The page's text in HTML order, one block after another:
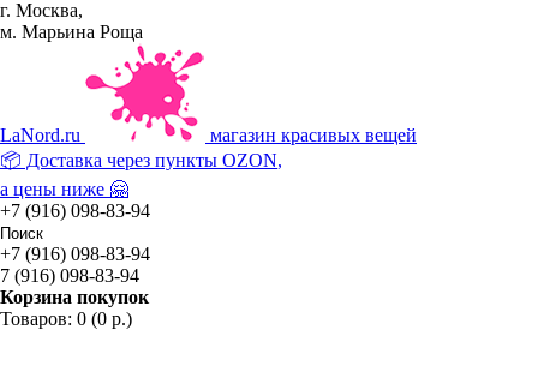
г. Москва,
м. Марьина Роща
LaNord.ru
магазин красивых вещей
📦 Доставка через пункты OZON,
а цены ниже 🤗
+7 (916) 098-83-94
+7 (916) 098-83-94
7 (916) 098-83-94
Корзина покупок
Товаров: 0 (0 р.)